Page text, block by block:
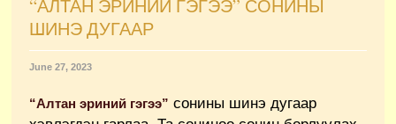
“АЛТАН ЭРИНИЙ ГЭГЭЭ” СОНИНЫ
ШИНЭ ДУГААР
June 27, 2023
“Алтан эриний гэгээ” сонины шинэ дугаар